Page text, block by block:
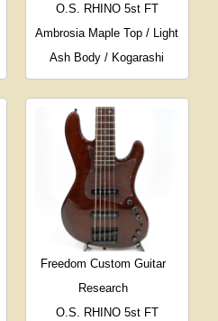
O.S. RHINO 5st FT
Ambrosia Maple Top / Light
Ash Body / Kogarashi
Freedom Custom Guitar
Research
O.S. RHINO 5st FT